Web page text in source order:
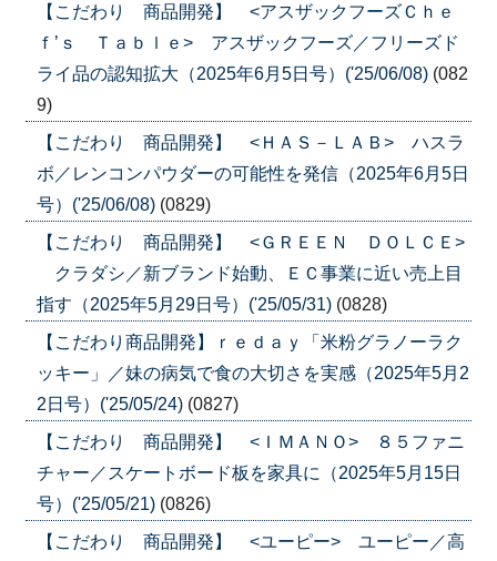
【こだわり 商品開発】 <アスザックフーズＣｈｅ
ｆ’ｓ Ｔａｂｌｅ> アスザックフーズ／フリーズド
ライ品の認知拡大（2025年6月5日号）('25/06/08) (082
9)
【こだわり 商品開発】 <ＨＡＳ－ＬＡＢ> ハスラ
ボ／レンコンパウダーの可能性を発信（2025年6月5日
号）('25/06/08) (0829)
【こだわり 商品開発】 <ＧＲＥＥＮ ＤＯＬＣＥ>
クラダシ／新ブランド始動、ＥＣ事業に近い売上目
指す（2025年5月29日号）('25/05/31) (0828)
【こだわり商品開発】ｒｅｄａｙ「米粉グラノーラク
ッキー」／妹の病気で食の大切さを実感（2025年5月2
2日号）('25/05/24) (0827)
【こだわり 商品開発】 <ＩＭＡＮＯ> ８５ファニ
チャー／スケートボード板を家具に（2025年5月15日
号）('25/05/21) (0826)
【こだわり 商品開発】 <ユーピー> ユーピー／高